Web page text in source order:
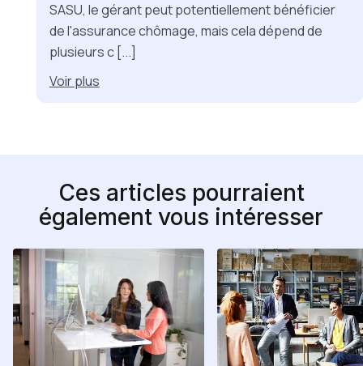
SASU, le gérant peut potentiellement bénéficier
de l'assurance chômage, mais cela dépend de
plusieurs c [...]
Voirplus
Ces articles pourraient
également vous intéresser